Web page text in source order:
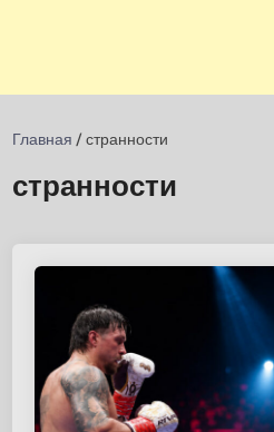
Главная /странности
странности